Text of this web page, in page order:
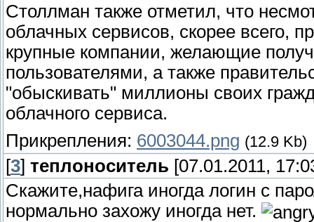
Столлман также отметил, что
облачных сервисов, скорее всего,
крупные компании, желающие
пользователями, а также
"обыскивать" миллионы своих
облачного сервиса.
Прикрепления: 6003044.png (12.9 Kb)
[3] теплоноситель [07.01.2011,
Скажите,нафига иногда логин с
нормально захожу иногда нет.